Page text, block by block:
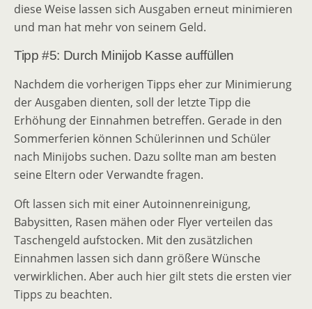
diese Weise lassen sich Ausgaben erneut minimieren
und man hat mehr von seinem Geld.
Tipp #5: Durch Minijob Kasse auffüllen
Nachdem die vorherigen Tipps eher zur Minimierung
der Ausgaben dienten, soll der letzte Tipp die
Erhöhung der Einnahmen betreffen. Gerade in den
Sommerferien können Schülerinnen und Schüler
nach Minijobs suchen. Dazu sollte man am besten
seine Eltern oder Verwandte fragen.
Oft lassen sich mit einer Autoinnenreinigung,
Babysitten, Rasen mähen oder Flyer verteilen das
Taschengeld aufstocken. Mit den zusätzlichen
Einnahmen lassen sich dann größere Wünsche
verwirklichen. Aber auch hier gilt stets die ersten vier
Tipps zu beachten.